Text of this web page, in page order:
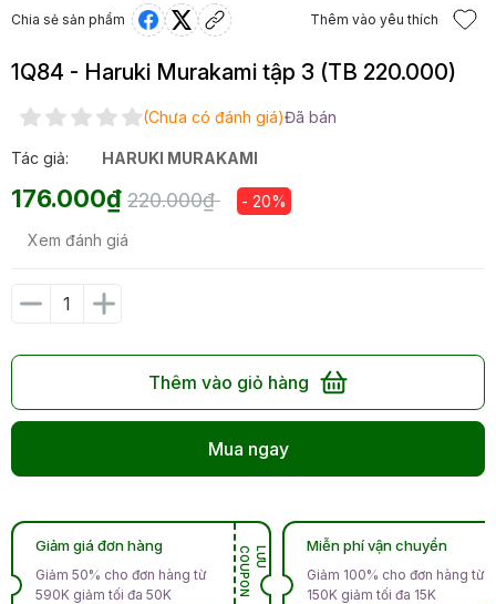
Chia sẻ sản phẩm Thêm vào yêu thích
1Q84 - Haruki Murakami tập 3 (TB 220.000)
(Chưa có đánh giá)Đã bán
Tác giả: HARUKI MURAKAMI
176.000₫ 220.000₫ - 20%
Xem đánh giá
Thêm vào giỏ hàng
Mua ngay
Giảm giá đơn hàng
Giảm 50% cho đơn hàng từ
590K giảm tối đa 50K
L
Ư
U
C
O
U
P
O
N
Miễn phí vận chuyển
Giảm 100% cho đơn hàng từ
150K giảm tối đa 15K